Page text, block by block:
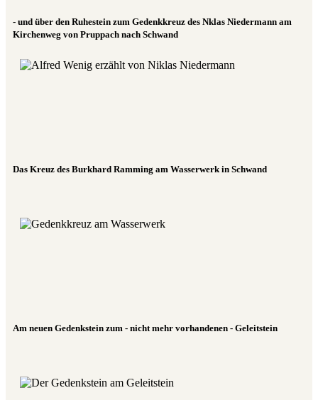
- und über den Ruhestein zum Gedenkkreuz des Nklas Niedermann am
Kirchenweg von Pruppach nach Schwand
Das Kreuz des Burkhard Ramming am Wasserwerk in Schwand
Am neuen Gedenkstein zum - nicht mehr vorhandenen - Geleitstein